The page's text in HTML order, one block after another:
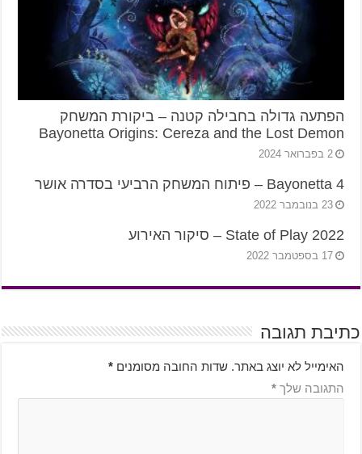
הפתעה גדולה בחבילה קטנה – ביקורת המשחק
Bayonetta Origins: Cereza and the Lost Demon
2 בפברואר 2024
4 Bayonetta – פיתוח המשחק הרביעי בסדרה אושר
23 בנובמבר 2022
State of Play 2022 – סיקור האירוע
17 בספטמבר 2022
כתיבת תגובה
האימייל לא יוצג באתר. שדות החובה מסומנים *
התגובה שלך *